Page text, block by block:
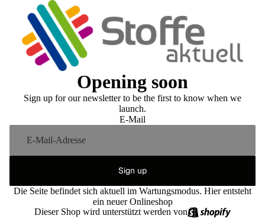
Opening soon
Sign up for our newsletter to be the first to know when we
launch.
E-Mail
Sign up
Die Seite befindet sich aktuell im Wartungsmodus. Hier entsteht
ein neuer Onlineshop
Dieser Shop wird unterstützt werden von